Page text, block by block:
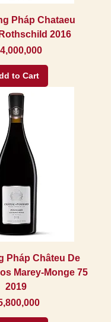
Pháp Chataeu
2016
to Cart
Pháp Châteu De
Marey-Monge 75
2019